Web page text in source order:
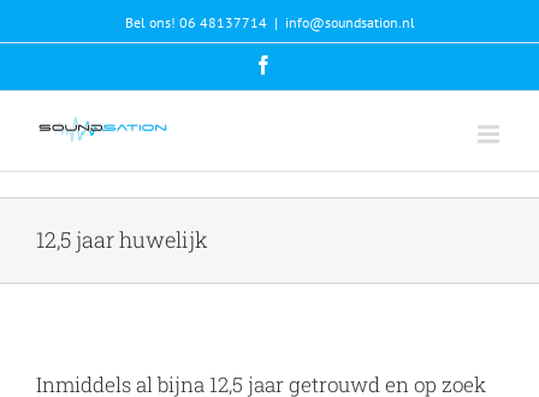
Bel ons! 06 48137714 | info@soundsation.nl
12,5 jaar huwelijk
Inmiddels al bijna 12,5 jaar getrouwd en op zoek